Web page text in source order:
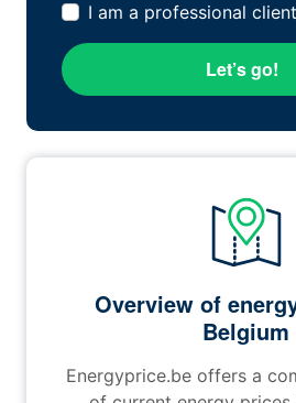
I am a professional client
Let’s go!
Overview of
Belgium
Energyprice.be offers a